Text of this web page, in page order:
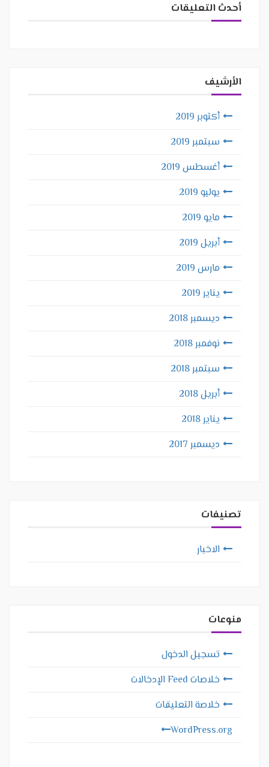
أحدث التعليقات
الأرشيف
أكتوبر 2019
سبتمبر 2019
أغسطس 2019
يوليو 2019
مايو 2019
أبريل 2019
مارس 2019
يناير 2019
ديسمبر 2018
نوفمبر 2018
سبتمبر 2018
أبريل 2018
يناير 2018
ديسمبر 2017
تصنيفات
الاخبار
منوعات
تسجيل الدخول
خلاصات Feed الإدخالات
خلاصة التعليقات
WordPress.org